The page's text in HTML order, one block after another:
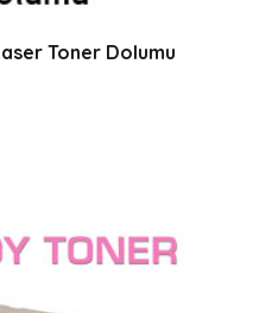
Toner Dolumu